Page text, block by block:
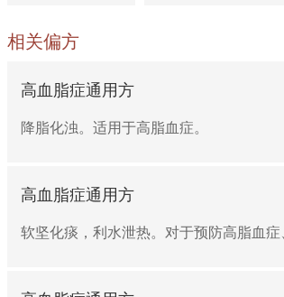
3、【阳陵泉】位于腓骨小头前下方凹
相关偏方
高血脂症通用方
降脂化浊。适用于高脂血症。
高血脂症通用方
软坚化痰，利水泄热。对于预防高脂血